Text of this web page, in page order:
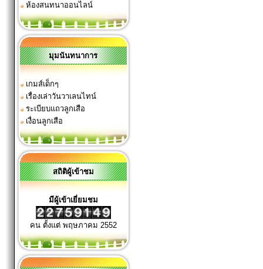
ห้องสนทนาออนไลน์
มุมนันทนาการ
เกมส์เด็กๆ
เรื่องเล่าวันวาเลนไทน์
ระเบียบแถวลูกเสือ
เงื่อนลูกเสือ
สถิติผู้เข้าชม
มีผู้เข้าเยี่ยมชม
คน ตั้งแต่ พฤษภาคม 2552